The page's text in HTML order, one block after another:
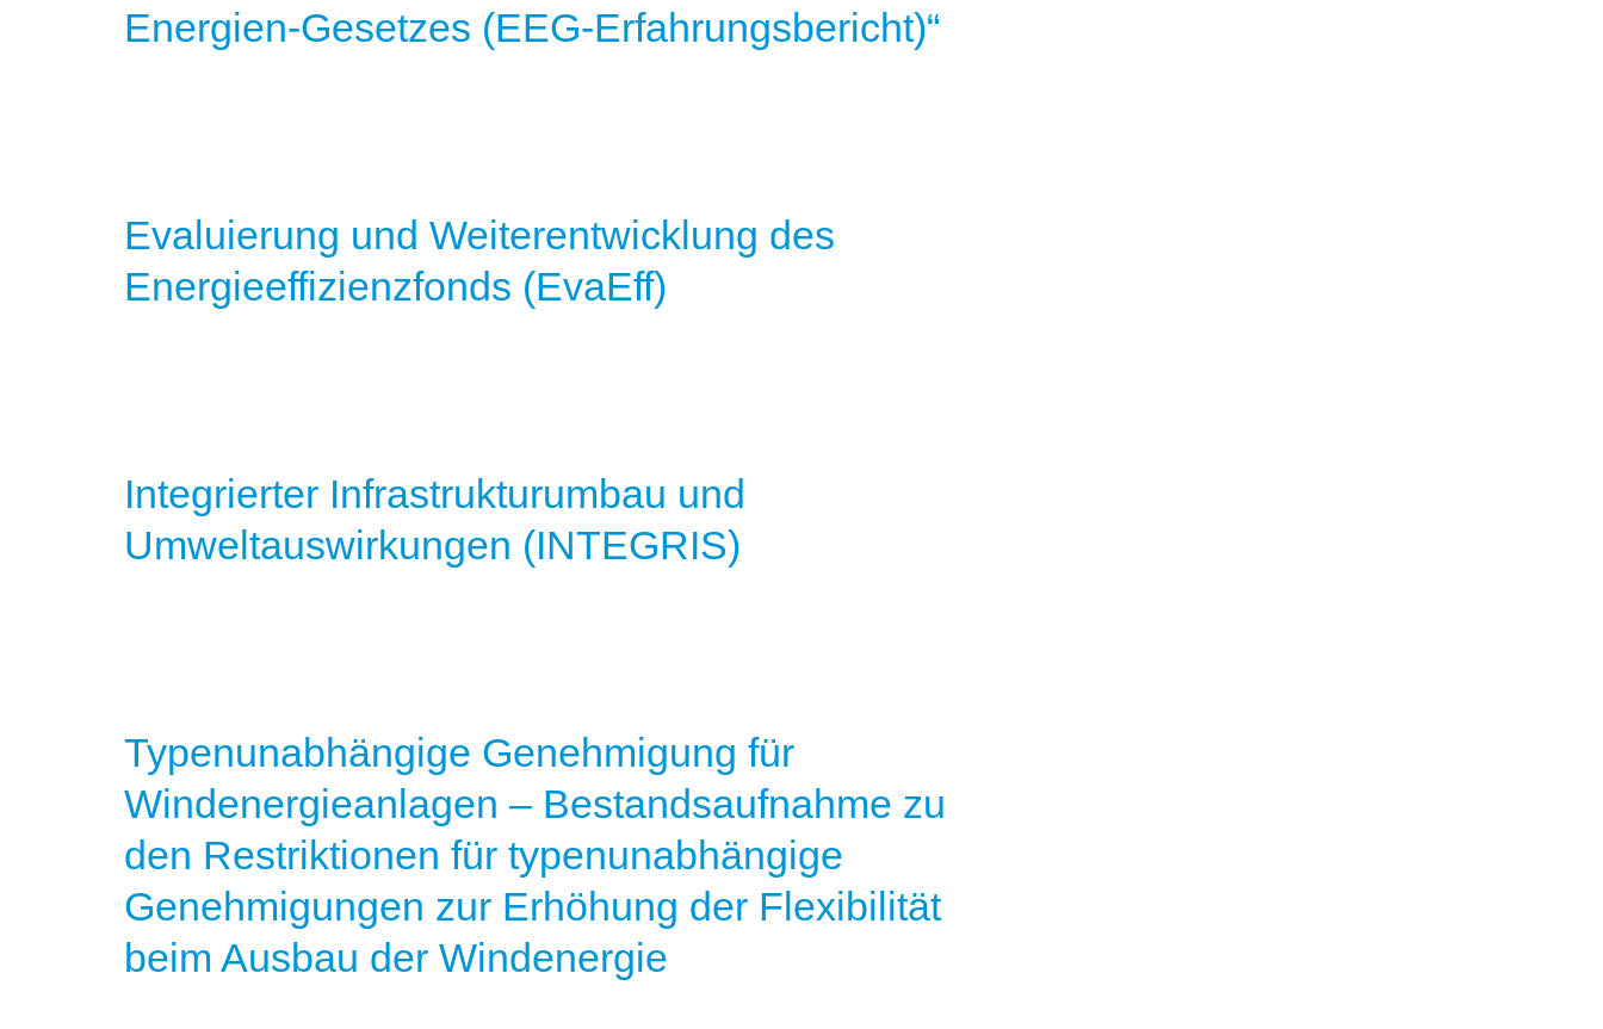
Energien-Gesetzes (EEG-Erfahrungsbericht)“
Evaluierung und Weiterentwicklung des
Energieeffizienzfonds (EvaEff)
Integrierter Infrastrukturumbau und
Umweltauswirkungen (INTEGRIS)
Typenunabhängige Genehmigung für
Windenergieanlagen – Bestandsaufnahme zu
den Restriktionen für typenunabhängige
Genehmigungen zur Erhöhung der Flexibilität
beim Ausbau der Windenergie